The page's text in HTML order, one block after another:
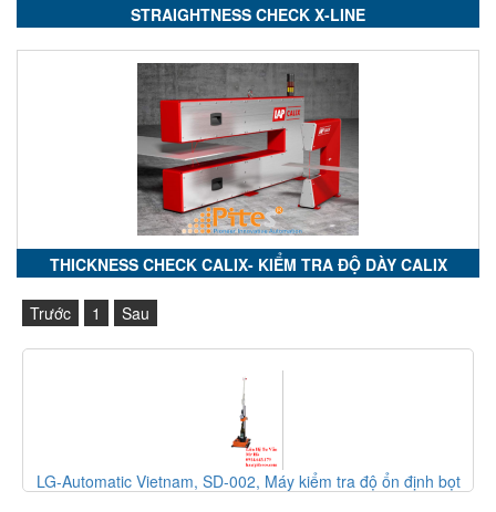
STRAIGHTNESS CHECK X-LINE
THICKNESS CHECK CALIX- KIỂM TRA ĐỘ DÀY CALIX
Trước 1 Sau
kiểm tra độ ổn định bọt
LG-Automatic Vietnam, FT-003, Thiết bị